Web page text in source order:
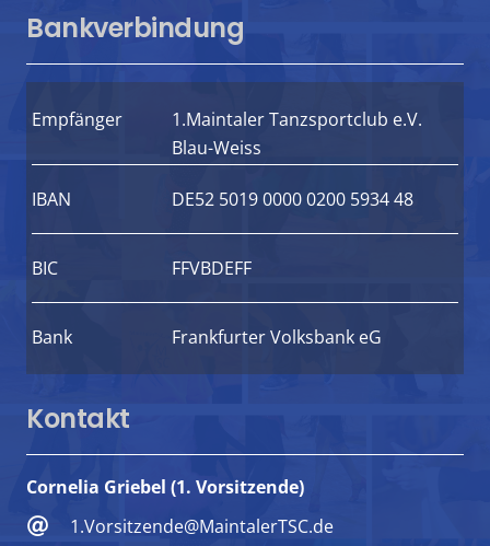
Bankverbindung
Empfänger
1.Maintaler Tanzsportclub e.V.
Blau-Weiss
IBAN DE52 5019 0000 0200 5934 48
BIC FFVBDEFF
Bank Frankfurter Volksbank eG
Kontakt
Cornelia Griebel (1. Vorsitzende)
1.Vorsitzende@MaintalerTSC.de